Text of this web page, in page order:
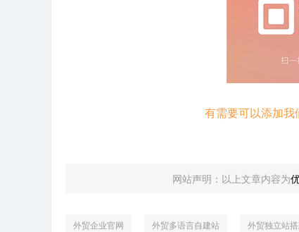
有需要可以添加我
网站声明：以上文章内容为
外贸企业官网 外贸多语言自建站 外贸独立站